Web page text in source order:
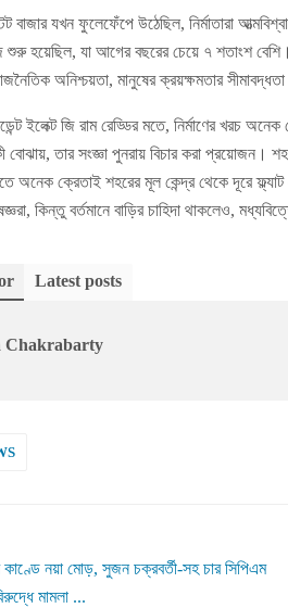
বাজার যখন ফুলেফেঁপে উঠেছিল, নির্মাতারা
হয়েছিল, যা আগের বছরের চেয়ে ৭ শতাংশ বেশি।
অনিশ্চয়তা, মানুষের ক্রয়ক্ষমতার
ইলেক্ট জি রাম রেড্ডির মতে, নির্মাণের খরচ অনেক
তার সংজ্ঞা পুনরায় বিচার করা প্রয়োজন।
অনেক ক্রেতাই শহরের মূল কেন্দ্র থেকে দূরে ফ্ল্যাট
কিন্তু বর্তমানে বাড়ির চাহিদা থাকলেও,
Latest posts
Chakrabarty
কাণ্ডে নয়া মোড়, সুজন চক্রবর্তী-সহ চার সিপিএম
মামলা ...